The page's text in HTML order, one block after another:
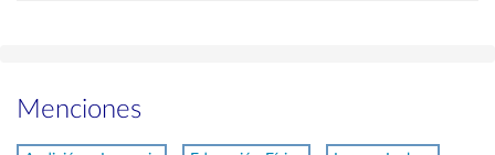
Menciones